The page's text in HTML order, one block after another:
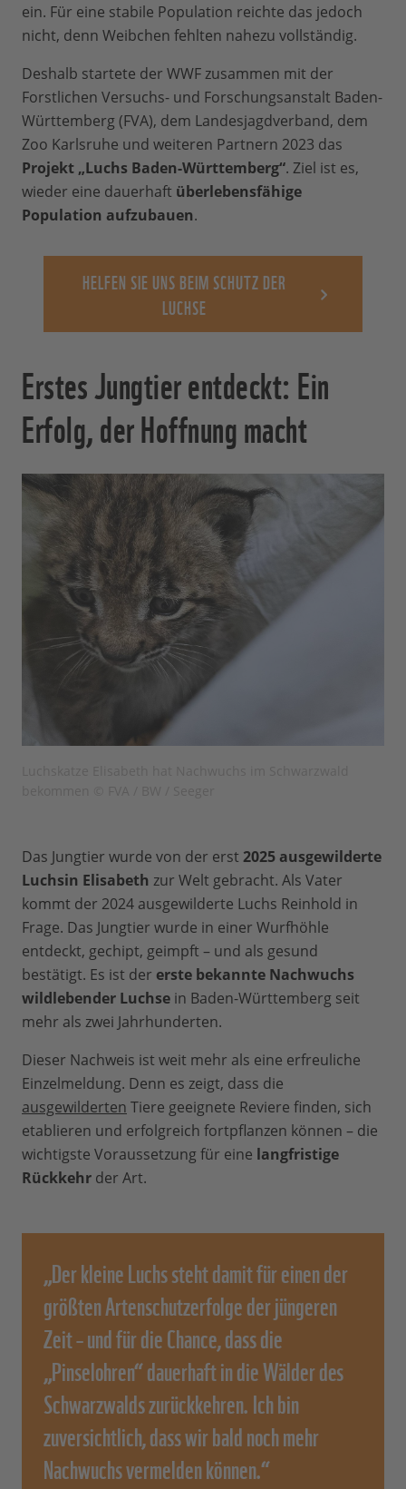
ein. Für eine stabile Population reichte das jedoch
nicht, denn Weibchen fehlten nahezu vollständig.
Deshalb startete der WWF zusammen mit der
Forstlichen Versuchs- und Forschungsanstalt Baden-
Württemberg (FVA), dem Landesjagdverband, dem
Zoo Karlsruhe und weiteren Partnern 2023 das
Projekt „Luchs Baden-Württemberg“. Ziel ist es,
wieder eine dauerhaft überlebensfähige
Population aufzubauen.
HELFEN SIE UNS BEIM SCHUTZ DER
LUCHSE
Erstes Jungtier entdeckt: Ein
Erfolg, der Hoffnung macht
Das Jungtier wurde von der erst 2025 ausgewilderte
Luchsin Elisabeth zur Welt gebracht. Als Vater
kommt der 2024 ausgewilderte Luchs Reinhold in
Frage. Das Jungtier wurde in einer Wurfhöhle
entdeckt, gechipt, geimpft – und als gesund
bestätigt. Es ist der erste bekannte Nachwuchs
wildlebender Luchse in Baden-Württemberg seit
mehr als zwei Jahrhunderten.
Dieser Nachweis ist weit mehr als eine erfreuliche
Einzelmeldung. Denn es zeigt, dass die
ausgewilderten Tiere geeignete Reviere finden, sich
etablieren und erfolgreich fortpflanzen können – die
wichtigste Voraussetzung für eine langfristige
Rückkehr der Art.
„Der kleine Luchs steht damit für einen der
größten Artenschutzerfolge der jüngeren
Zeit – und für die Chance, dass die
„Pinselohren“ dauerhaft in die Wälder des
Schwarzwalds zurückkehren. Ich bin
zuversichtlich, dass wir bald noch mehr
Nachwuchs vermelden können.“